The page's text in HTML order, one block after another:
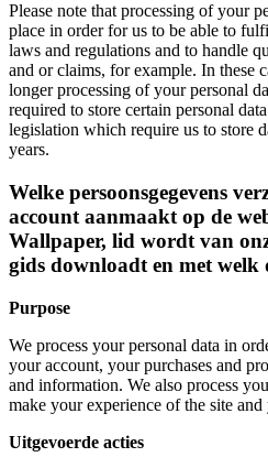
Please note that processing of your
place in order for us to be able to
laws and regulations and to handle
and or claims, for example. In these
longer processing of your personal
required to store certain personal
legislation which require us to store
years.
Welke persoonsgegevens
account aanmaakt op de
Wallpaper, lid wordt van
gids downloadt en met welk
Purpose
We process your personal data in
your account, your purchases and
and information. We also process
make your experience of the site
Uitgevoerde acties